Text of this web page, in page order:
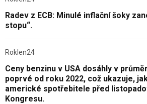
Radev z ECB: Minulé inflační šoky
stopu“.
Roklen24
Ceny benzinu v USA dosáhly v
poprvé od roku 2022, což ukazuje,
americké spotřebitele před
Kongresu.